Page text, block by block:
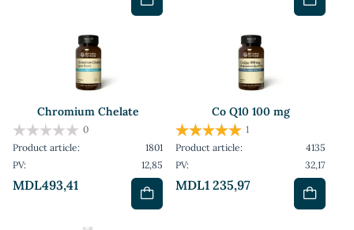
Chromium Chelate
MDL493,41
0
Product article:
1801
PV:
12,85
Co Q10 100 mg
MDL1 235,97
1
Product article:
4135
PV:
32,17